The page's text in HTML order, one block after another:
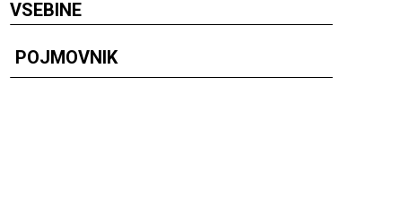
VSEBINE
POJMOVNIK